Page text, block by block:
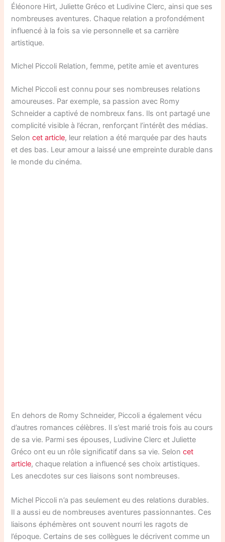
Éléonore Hirt, Juliette Gréco et Ludivine Clerc, ainsi que ses
nombreuses aventures. Chaque relation a profondément
influencé à la fois sa vie personnelle et sa carrière
artistique.
Michel Piccoli Relation, femme, petite amie et aventures
Michel Piccoli est connu pour ses nombreuses relations
amoureuses. Par exemple, sa passion avec Romy
Schneider a captivé de nombreux fans. Ils ont partagé une
complicité visible à l’écran, renforçant l’intérêt des médias.
Seloncet article, leur relation a été marquée par des hauts
et des bas. Leur amour a laissé une empreinte durable dans
le monde du cinéma.
En dehors de Romy Schneider, Piccoli a également vécu
d’autres romances célèbres. Il s’est marié trois fois au cours
de sa vie. Parmi ses épouses, Ludivine Clerc et Juliette
Gréco ont eu un rôle significatif dans sa vie. Seloncet
article, chaque relation a influencé ses choix artistiques.
Les anecdotes sur ces liaisons sont nombreuses.
Michel Piccoli n’a pas seulement eu des relations durables.
Il a aussi eu de nombreuses aventures passionnantes. Ces
liaisons éphémères ont souvent nourri les ragots de
l’époque. Certains de ses collègues le décrivent comme un